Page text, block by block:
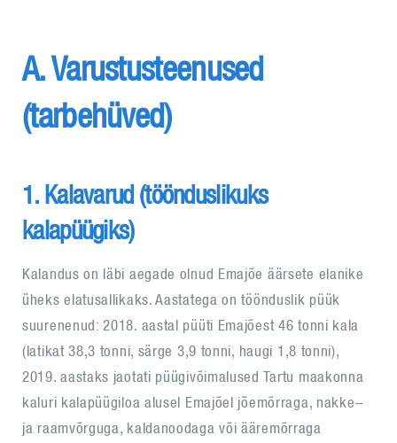
A. Varustusteenused
(tarbehüved)
1. Kalavarud (töönduslikuks
kalapüügiks)
Kalandus on läbi aegade olnud Emajõe äärsete elanike
üheks elatusallikaks. Aastatega on töönduslik püük
suurenenud: 2018. aastal püüti Emajõest 46 tonni kala
(latikat 38,3 tonni, särge 3,9 tonni, haugi 1,8 tonni),
2019. aastaks jaotati püügivõimalused Tartu maakonna
kaluri kalapüügiloa alusel Emajõel jõemõrraga, nakke-
ja raamvõrguga, kaldanoodaga või ääremõrraga